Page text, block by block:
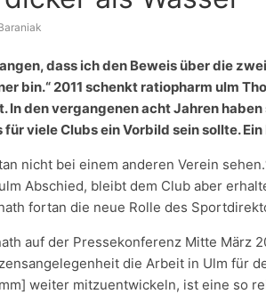
dass ich den Beweis über die
bin.“ 2011 schenkt ratiopharm ulm
In den vergangenen acht Jahren
viele Clubs ein Vorbild sein sollte. Ein
nicht bei einem anderen Verein
Abschied, bleibt dem Club aber
fortan die neue Rolle des
auf der Pressekonferenz Mitte März
die Arbeit in Ulm für
weiter mitzuentwickeln, ist eine so